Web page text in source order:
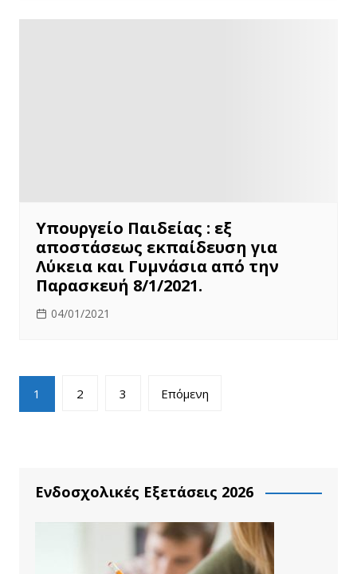
Υπουργείο Παιδείας : εξ
αποστάσεως εκπαίδευση για
Λύκεια και Γυμνάσια από την
Παρασκευή 8/1/2021.
04/01/2021
Πλοήγηση
άρθρων
1 2 3 Επόμενη
Ενδοσχολικές Εξετάσεις 2026